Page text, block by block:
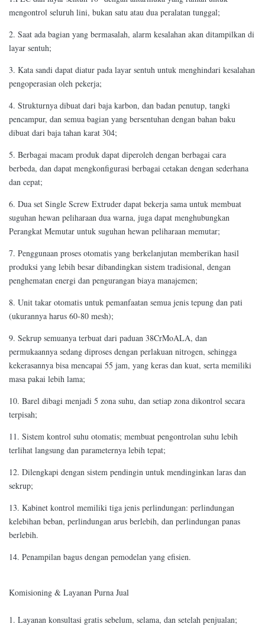
mengontrol seluruh lini, bukan satu atau dua peralatan tunggal;
2. Saat ada bagian yang bermasalah, alarm kesalahan akan ditampilkan di
layar sentuh;
3. Kata sandi dapat diatur pada layar sentuh untuk menghindari kesalahan
pengoperasian oleh pekerja;
4. Strukturnya dibuat dari baja karbon, dan badan penutup, tangki
pencampur, dan semua bagian yang bersentuhan dengan bahan baku
dibuat dari baja tahan karat 304;
5. Berbagai macam produk dapat diperoleh dengan berbagai cara
berbeda, dan dapat mengkonfigurasi berbagai cetakan dengan sederhana
dan cepat;
6. Dua set Single Screw Extruder dapat bekerja sama untuk membuat
suguhan hewan peliharaan dua warna, juga dapat menghubungkan
Perangkat Memutar untuk suguhan hewan peliharaan memutar;
7. Penggunaan proses otomatis yang berkelanjutan memberikan hasil
produksi yang lebih besar dibandingkan sistem tradisional, dengan
penghematan energi dan pengurangan biaya manajemen;
8. Unit takar otomatis untuk pemanfaatan semua jenis tepung dan pati
(ukurannya harus 60-80 mesh);
9. Sekrup semuanya terbuat dari paduan 38CrMoALA, dan
permukaannya sedang diproses dengan perlakuan nitrogen, sehingga
kekerasannya bisa mencapai 55 jam, yang keras dan kuat, serta memiliki
masa pakai lebih lama;
10. Barel dibagi menjadi 5 zona suhu, dan setiap zona dikontrol secara
terpisah;
11. Sistem kontrol suhu otomatis; membuat pengontrolan suhu lebih
terlihat langsung dan parameternya lebih tepat;
12. Dilengkapi dengan sistem pendingin untuk mendinginkan laras dan
sekrup;
13. Kabinet kontrol memiliki tiga jenis perlindungan: perlindungan
kelebihan beban, perlindungan arus berlebih, dan perlindungan panas
berlebih.
14. Penampilan bagus dengan pemodelan yang efisien.
Komisioning & Layanan Purna Jual
1. Layanan konsultasi gratis sebelum, selama, dan setelah penjualan;